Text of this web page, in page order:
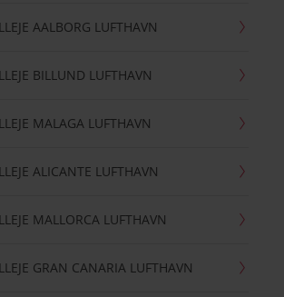
AALBORG LUFTHAVN
BILLUND LUFTHAVN
MALAGA LUFTHAVN
ALICANTE LUFTHAVN
MALLORCA LUFTHAVN
GRAN CANARIA LUFTHAVN